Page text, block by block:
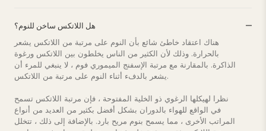
هل اللاتكس ساخن للنوم؟
هناك اعتقاد خاطئ شائع بأن النوم على مرتبة من اللاتكس يشعر
بالحرارة. وذلك لأن الكثير من الناس يخلطون بين اللاتكس ورغوة
الذاكرة. بالمقارنة مع مرتبة الإسفنج الميموري فوم ، لا ينبغي للمرء أن
يشعر بالدفء أثناء النوم على مرتبة من اللاتكس.
نظرا لهيكلها الرغوي ذو الخلية المفتوحة ، فإن مرتبة اللاتكس تسمح
في الواقع للهواء بالدوران بشكل أفضل بكثير من العديد من أنواع
المراتب الأخرى ، مما يسمح بنوم مريح بارد. بالإضافة إلى ذلك ، تتخلل